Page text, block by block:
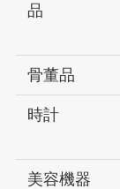
品
骨董品
時計
美容機器